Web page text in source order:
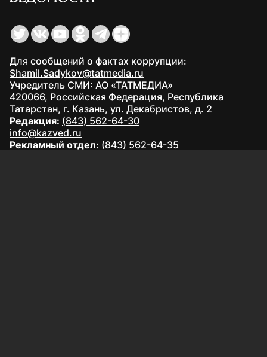
Для сообщений о фактах коррупции:
Shamil.Sadykov@tatmedia.ru
Учредитель СМИ: АО «ТАТМЕДИА»
420066, Российская Федерация, Республика
Татарстан, г. Казань, ул. Декабристов, д. 2
Редакция: (843) 562-64-30
info@kazved.ru
Рекламный отдел: (843) 562-64-35